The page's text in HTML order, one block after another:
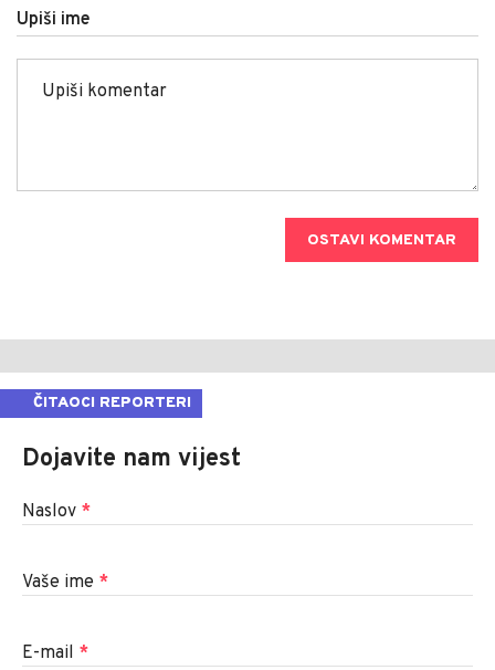
Upiši ime
OSTAVI KOMENTAR
ČITAOCI REPORTERI
Dojavite nam vijest
Naslov *
Vaše ime *
E-mail *